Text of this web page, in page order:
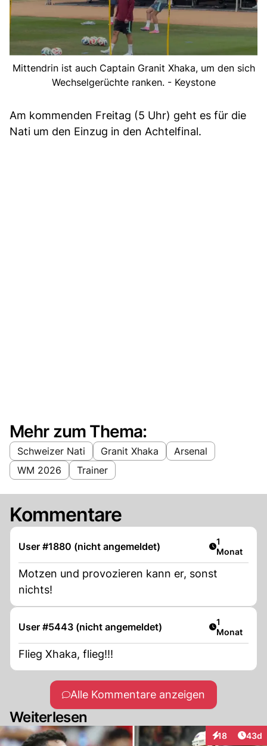
Mittendrin ist auch Captain Granit Xhaka, um den sich
Wechselgerüchte ranken. - Keystone
Am kommenden Freitag (5 Uhr) geht es für die
Nati um den Einzug in den Achtelfinal.
Mehr zum Thema:
Schweizer Nati Granit Xhaka
Arsenal
WM 2026
Trainer
Kommentare
User #1880 (nicht angemeldet) Artikel
1
Monat
Motzen und provozieren kann er, sonst
nichts!
User #5443 (nicht angemeldet) Artikel
1
Monat
Flieg Xhaka, flieg!!!
Alle Kommentare anzeigen
Weiterlesen
18
Interaktionen
43d